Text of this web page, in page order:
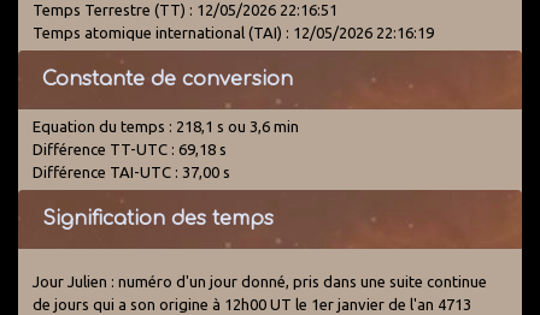
Temps Terrestre (TT) : 12/05/2026 22:16:51
Temps atomique international (TAI) : 12/05/2026 22:16:19
Constante de conversion
Equation du temps : 218,1 s ou 3,6 min
Différence TT-UTC : 69,18 s
Différence TAI-UTC : 37,00 s
Signification des temps
Jour Julien : numéro d'un jour donné, pris dans une suite continue
de jours qui a son origine à 12h00 UT le 1er janvier de l'an 4713